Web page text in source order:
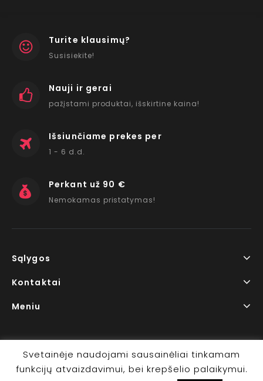
Turite klausimų?
Susisiekite!
Nauji ir gerai
pažįstami produktai, išskirtine kaina!
Išsiunčiame prekes per
1 - 6 d.d.
Perkant už 90 €
Nemokamas pristatymas!
Sąlygos
Kontaktai
Meniu
Copyright © 2026 www.RedLips.lt Prekių išsiuntimas 1-6
Svetainėje naudojami sausainėliai tinkamam
funkcijų atvaizdavimui, bei krepšelio palaikymui.